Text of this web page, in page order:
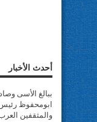
أحدث الأخبار
ببالغ الأسى
ابومحفوظ
والمثقفين